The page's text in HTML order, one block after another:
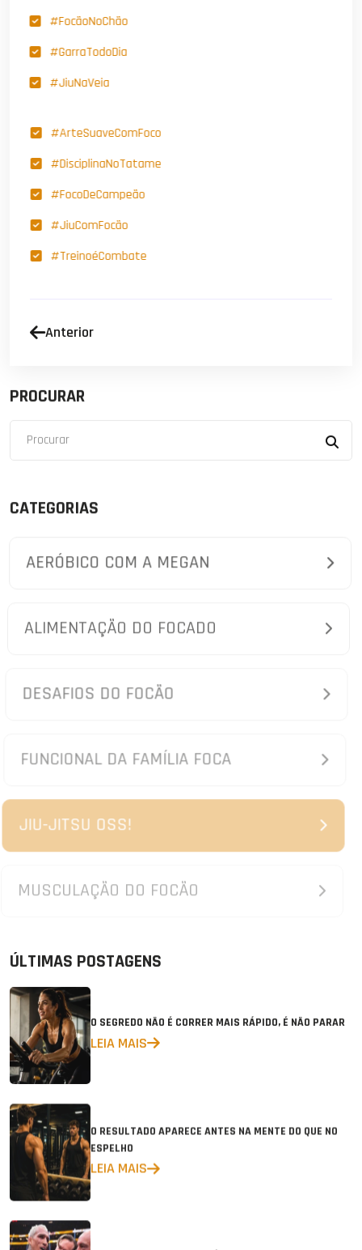
#FocãoNoChão
#GarraTodoDia
#JiuNaVeia
#ArteSuaveComFoco
#DisciplinaNoTatame
#FocoDeCampeão
#JiuComFocão
#TreinoéCombate
Anterior
PROCURAR
CATEGORIAS
AERÓBICO COM A MEGAN
ALIMENTAÇÃO DO FOCADO
DESAFIOS DO FOCÃO
FUNCIONAL DA FAMÍLIA FOCA
JIU-JITSU OSS!
MUSCULAÇÃO DO FOCÃO
ÚLTIMAS POSTAGENS
O SEGREDO NÃO É CORRER MAIS RÁPIDO, É NÃO PARAR
LEIA MAIS
O RESULTADO APARECE ANTES NA MENTE DO QUE NO
ESPELHO
LEIA MAIS